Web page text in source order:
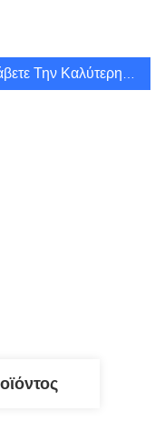
Την Καλύτερη Τιμή